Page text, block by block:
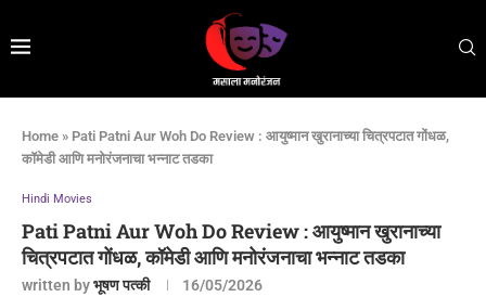
Home » Pati Patni Aur Woh Do Review : आयुष्मान खुरानाच्या चित्रपटात गोंधळ,
कॉमेडी आणि मनोरंजनाचा भन्नाट तडका
Hindi Movies
Pati Patni Aur Woh Do Review : आयुष्मान खुरानाच्या
चित्रपटात गोंधळ, कॉमेडी आणि मनोरंजनाचा भन्नाट तडका
written byभूषण पत्की 16/05/2026